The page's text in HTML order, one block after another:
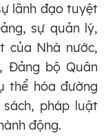
lãnh đạo tuyệt
sự quản lý,
của Nhà nước,
Đảng bộ Quân
thể hóa đường
pháp luật
động.